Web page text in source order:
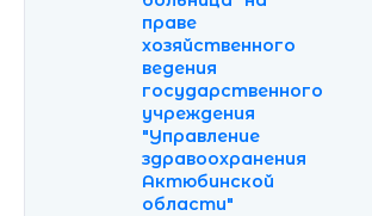
праве
хозяйственного
ведения
государственного
учреждения
"Управление
здравоохранения
Актюбинской
области"